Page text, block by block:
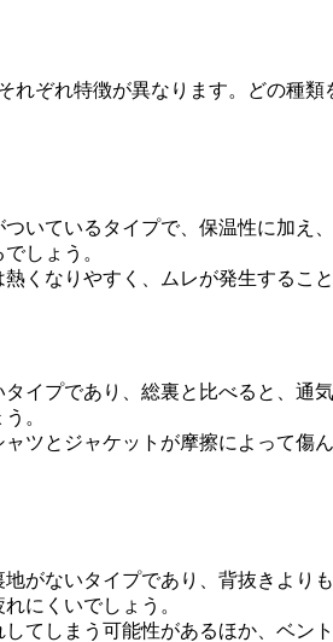
れぞれ特徴が異なります。どの種
いているタイプで、保温性に加
しょう。
くなりやすく、ムレが発生するこ
イプであり、総裏と比べると、
。
ツとジャケットが摩擦によって
がないタイプであり、背抜きよ
にくいでしょう。
てしまう可能性があるほか、ベ